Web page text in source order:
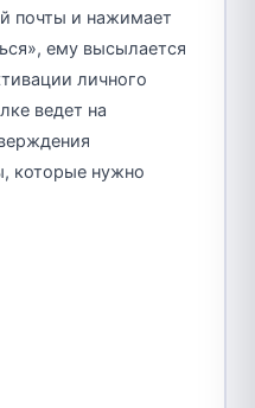
почты и нажимает
ему высылается
личного
ведет на
которые нужно